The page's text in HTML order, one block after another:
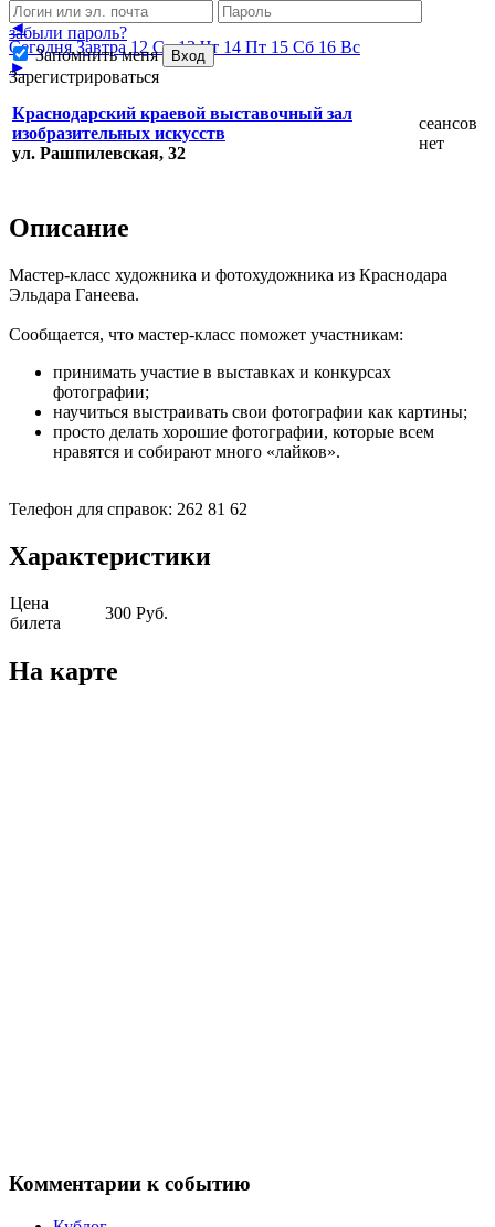
забыли пароль?
Запомнить меня
Вход
Зарегистрироваться
◄
СегодняЗавтра 12 Ср13 Чт 14 Пт 15 Сб 16 Вс
►
Краснодарский краевой выставочный зал
изобразительных искусств
ул. Рашпилевская, 32
сеансов
нет
Описание
Мастер-класс художника и фотохудожника из Краснодара
Эльдара Ганеева.
Сообщается, что мастер-класс поможет участникам:
принимать участие в выставках и конкурсах
фотографии;
научиться выстраивать свои фотографии как картины;
просто делать хорошие фотографии, которые всем
нравятся и собирают много «лайков».
Телефон для справок: 262 81 62
Характеристики
Цена
билета
300 Руб.
На карте
Комментарии к событию